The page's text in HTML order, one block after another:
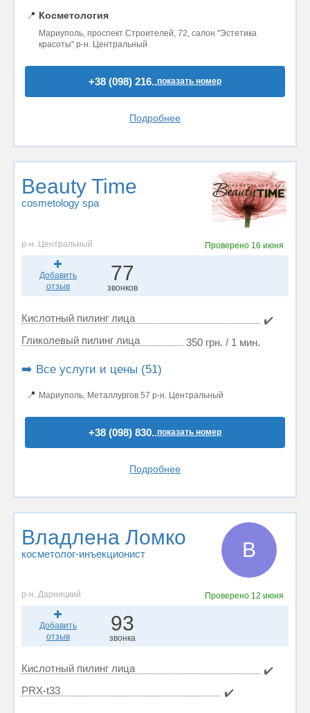
📍 Косметология
Мариуполь, проспект Строителей, 72, салон "Эстетика
красоты" р-н. Центральный
+38 (098) 216..показать номер
Подробнее
Beauty Time
cosmetology spa
р-н. Центральный Проверено 16 июня
Добавить
отзыв
77
звонков
Кислотный пилинг лица
✔️
Гликолевый пилинг лица
350 грн. / 1 мин.
➡️ Все услуги и цены (51)
📍 Мариуполь, Металлургов 57 р-н. Центральный
+38 (098) 830..показать номер
Подробнее
Владлена Ломко
косметолог-инъекционист В
р-н. Дарницкий Проверено 12 июня
Добавить
отзыв
93
звонка
Кислотный пилинг лица
✔️
PRX-t33
✔️